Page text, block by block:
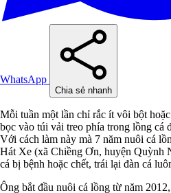
WhatsApp
Chia sẻ nhanh
Mỗi tuần một lần chỉ rắc ít vôi bột
bọc vào túi vải treo phía trong lồng cá
Với cách làm này mà 7 năm nuôi cá
Hát Xe (xã Chiềng Ơn, huyện Quỳnh
cá bị bệnh hoặc chết, trái lại đàn cá
Ông bắt đầu nuôi cá lồng từ năm